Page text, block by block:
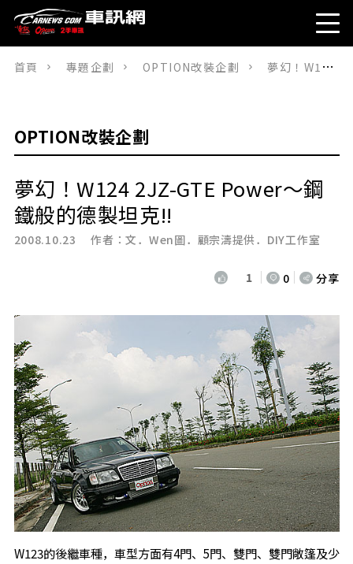
首頁 專題企劃 OPTION改裝企劃 夢幻！W124 2JZ-GTE Power～鋼鐵般的德製坦克!!
OPTION改裝企劃
夢幻！W124 2JZ-GTE Power～鋼
鐵般的德製坦克!!
2008.10.23 作者：文．Wen圖．顧宗濤提供．DIY工作室
1 0 分享
W123的後繼車種，車型方面有4門、5門、雙門、雙門敞篷及少